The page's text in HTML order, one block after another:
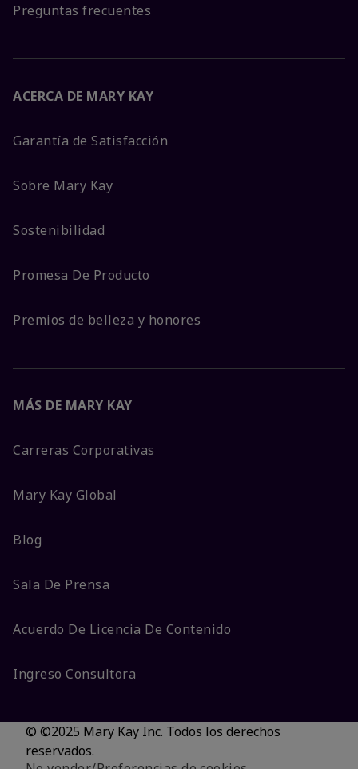
Preguntas frecuentes
ACERCA DE MARY KAY
Garantía de Satisfacción
Sobre Mary Kay
Sostenibilidad
Promesa De Producto
Premios de belleza y honores
MÁS DE MARY KAY
Carreras Corporativas
Mary Kay Global
Blog
Sala De Prensa
Acuerdo De Licencia De Contenido
Ingreso Consultora
© ©2025 Mary Kay Inc. Todos los derechos
reservados.